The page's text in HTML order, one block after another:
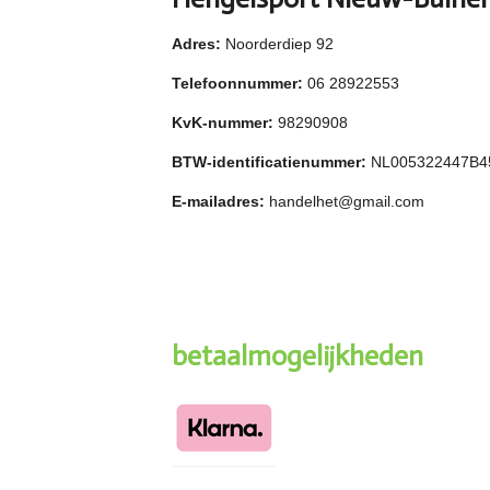
Adres: Noorderdiep 92
Telefoonnummer: 06 28922553
KvK-nummer: 98290908
BTW-identificatienummer:
E-mailadres: handelhet@gmail.com
betaalmogelijkheden